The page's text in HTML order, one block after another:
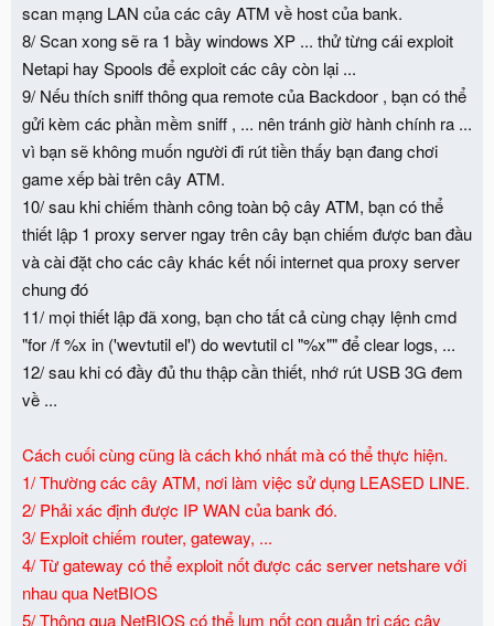
scan mạng LAN của các cây ATM về host của bank.
8/ Scan xong sẽ ra 1 bầy windows XP ... thử từng cái exploit
Netapi hay Spools để exploit các cây còn lại ...
9/ Nếu thích sniff thông qua remote của Backdoor , bạn có thể
gửi kèm các phần mềm sniff , ... nên tránh giờ hành chính ra ...
vì bạn sẽ không muốn người đi rút tiền thấy bạn đang chơi
game xếp bài trên cây ATM.
10/ sau khi chiếm thành công toàn bộ cây ATM, bạn có thể
thiết lập 1 proxy server ngay trên cây bạn chiếm được ban đầu
và cài đặt cho các cây khác kết nối internet qua proxy server
chung đó
11/ mọi thiết lập đã xong, bạn cho tất cả cùng chạy lệnh cmd
"for /f %x in ('wevtutil el') do wevtutil cl "%x"" để clear logs, ...
12/ sau khi có đầy đủ thu thập cần thiết, nhớ rút USB 3G đem
về ...
Cách cuối cùng cũng là cách khó nhất mà có thể thực hiện.
1/ Thường các cây ATM, nơi làm việc sử dụng LEASED LINE.
2/ Phải xác định được IP WAN của bank đó.
3/ Exploit chiếm router, gateway, ...
4/ Từ gateway có thể exploit nốt được các server netshare với
nhau qua NetBIOS
5/ Thông qua NetBIOS có thể lụm nốt con quản trị các cây